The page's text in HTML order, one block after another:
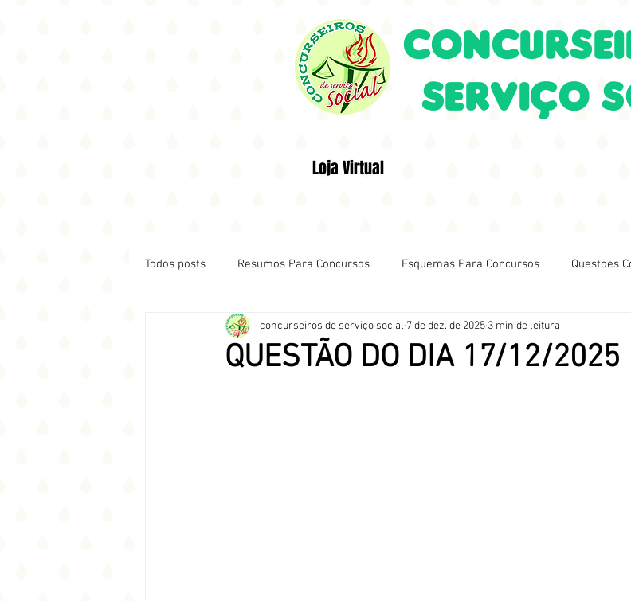
SERVIÇO
Loja Virtual
Todos posts Resumos Para Concursos Esquemas Para Concursos Questões
Notícias de Concursos HORA DA QUESTÃO Aprendendo Com Os Concurseiros
QUESTÃO DO DIA 17/12/2025
concurseiros de serviço social 7 de dez. de 2025 3 min de leitura